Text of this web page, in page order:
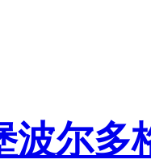
波尔多